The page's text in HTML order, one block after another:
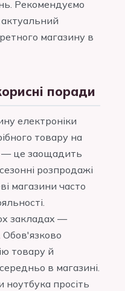
Рекомендуємо
магазину в
поради
електроніки
товару на
— це заощадить
розпродажі
магазини часто
закладах —
Обов'язково
товару й
в магазині.
ноутбука просіть